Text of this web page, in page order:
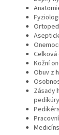
Celková
Kožní
Obuv z
Zásady
pedikúry